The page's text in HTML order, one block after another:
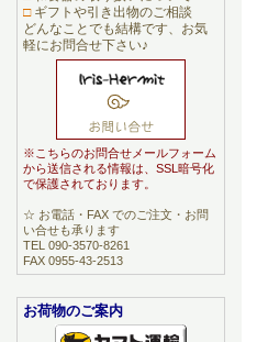
□ギフトや引き出物のご相談
どんなことでも結構です、お気
軽にお問合せ下さい♪
※こちらのお問合せメールフォーム
から送信される情報は、SSL暗号化
で保護されております。
☆ お電話・FAX でのご注文・お問
い合せも承ります
TEL 090-3570-8261
FAX 0955-43-2513
お荷物のご案内